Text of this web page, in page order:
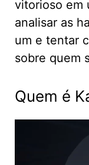
vitorioso em
analisar as
um e tentar
sobre quem
Quem é